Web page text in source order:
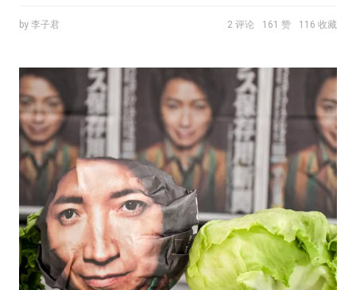
by 李子君 2 评论 161 赞 116 收藏